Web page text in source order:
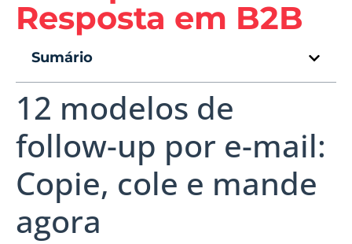
Resposta em B2B
Sumário
12 modelos de
follow-up por e-mail:
Copie, cole e mande
agora